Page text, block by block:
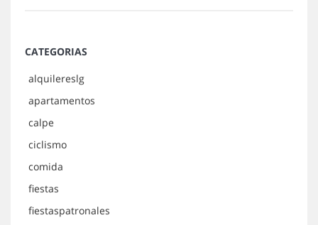
CATEGORIAS
alquilereslg
apartamentos
calpe
ciclismo
comida
fiestas
fiestaspatronales